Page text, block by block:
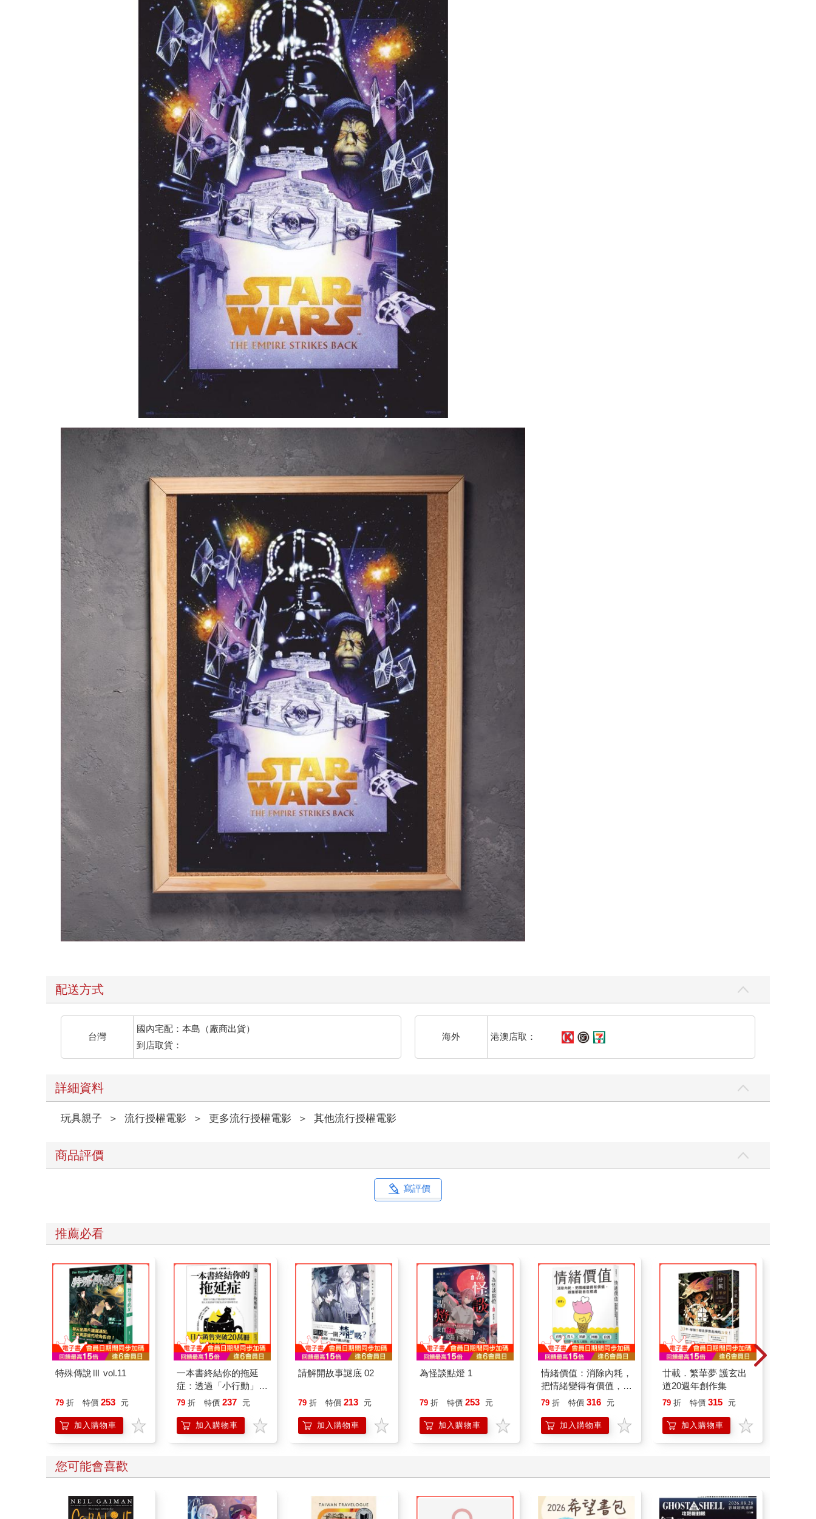
配送方式
台灣
國內宅配：本島（廠商出貨）
到店取貨：
海外 港澳店取：
詳細資料
玩具親子 ＞ 流行授權電影 ＞ 更多流行授權電影 ＞ 其他流行授權電影
商品評價
寫評價
推薦必看
特殊傳說Ⅲ vol.11
79 折 特價 253 元
加入購物車
一本書終結你的拖延
症：透過「小行動」打
開大腦的行動開關，懶
的37個科學方法
79 折 特價 237 元
加入購物車
請解開故事謎底 02
79 折 特價 213 元
加入購物車
為怪談點燈 1
79 折 特價 253 元
加入購物車
情緒價值：消除內耗，
把情緒變得有價值，跟
誰都能自在相處
79 折 特價 316 元
加入購物車
廿載．繁華夢 護玄出
道20週年創作集
79 折 特價 315 元
加入購物車
您可能會喜歡